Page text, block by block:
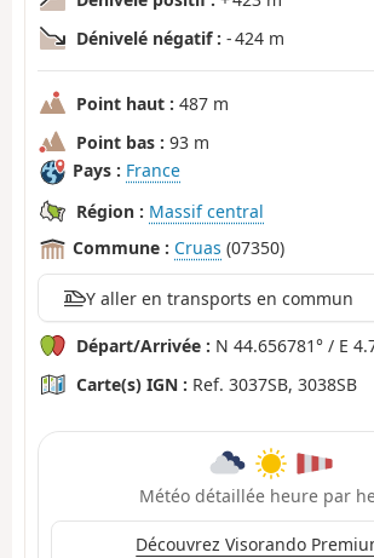
Dénivelé négatif : - 424 m
Point haut : 487 m
Point bas : 93 m
Pays : France
Région : Massif central
Commune : Cruas (07350)
Y aller en transports en commun
Départ/Arrivée : N 44.656781° / E
Carte(s) IGN : Ref. 3037SB, 3038SB
Météo détaillée heure par
Découvrez Visorando